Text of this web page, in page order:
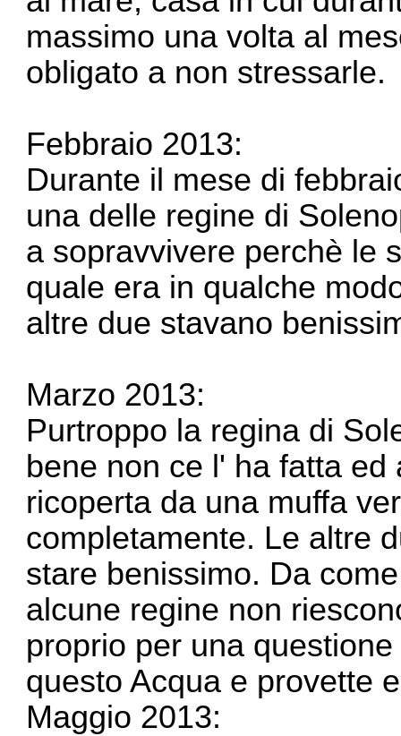
massimo una volta al
obligato a non stressarle.
Febbraio 2013:
Durante il mese di
una delle regine di
a sopravvivere perchè le
quale era in qualche
altre due stavano
Marzo 2013:
Purtroppo la regina di
bene non ce l' ha fatta
ricoperta da una muffa
completamente. Le altre
stare benissimo. Da
alcune regine non
proprio per una
questo Acqua e provette
Maggio 2013: